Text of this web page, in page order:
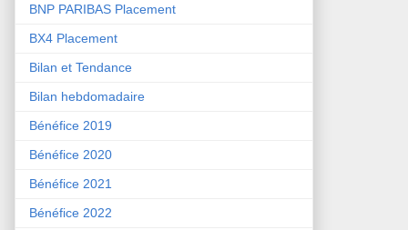
BNP PARIBAS Placement
BX4 Placement
Bilan et Tendance
Bilan hebdomadaire
Bénéfice 2019
Bénéfice 2020
Bénéfice 2021
Bénéfice 2022